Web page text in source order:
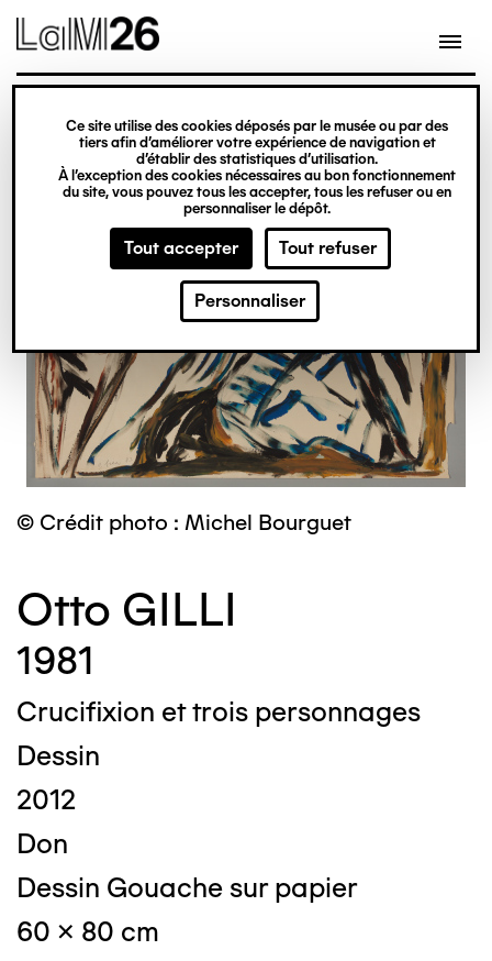
Gestion des cookies
Ce site utilise des cookies déposés par le musée ou par des
tiers afin d’améliorer votre expérience de navigation et
d’établir des statistiques d’utilisation.
À l’exception des cookies nécessaires au bon fonctionnement
du site, vous pouvez tous les accepter, tous les refuser ou en
personnaliser le dépôt.
Tout accepter Tout refuser
Personnaliser
contenu
© Crédit photo : Michel Bourguet
Otto GILLI
1981
Crucifixion et trois personnages
Dessin
2012
Don
Dessin Gouache sur papier
60 x 80 cm